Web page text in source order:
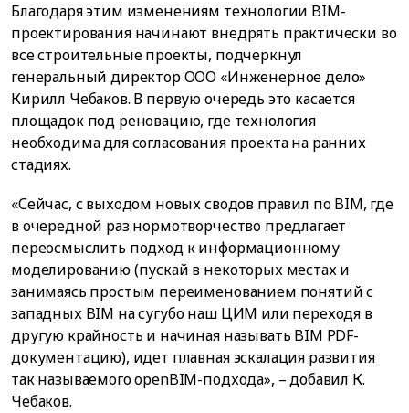
Благодаря этим изменениям технологии BIM-
проектирования начинают внедрять практически во
все строительные проекты, подчеркнул
генеральный директор ООО «Инженерное дело»
Кирилл Чебаков. В первую очередь это касается
площадок под реновацию, где технология
необходима для согласования проекта на ранних
стадиях.
«Сейчас, с выходом новых сводов правил по BIM, где
в очередной раз нормотворчество предлагает
переосмыслить подход к информационному
моделированию (пускай в некоторых местах и
занимаясь простым переименованием понятий с
западных BIM на сугубо наш ЦИМ или переходя в
другую крайность и начиная называть BIM PDF-
документацию), идет плавная эскалация развития
так называемого openBIM-подхода», – добавил К.
Чебаков.